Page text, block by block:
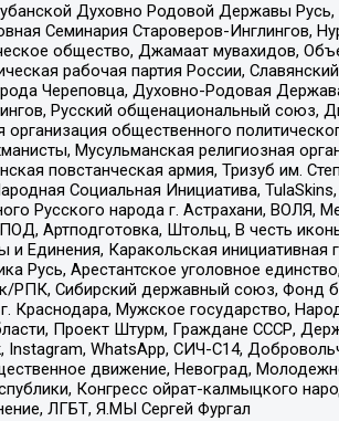
Духовно Родовой Державы
Семинария Староверов-Инглингов,
общество, Джамаат мувахидов,
рабочая партия России,
Череповца, Духовно-Родовая
Русский общенациональный союз,
общественного
Мусульманская религиозная
повстанческая армия, Тризуб им.
Социальная Инициатива,
Русского народа г. Астрахани, ВОЛЯ,
Артподготовка, Штольц, В честь
Каракольская инициативная
Русь, Арестантское уголовное
РПК, Сибирский державный союз,
Краснодара, Мужское государство,
Проект Штурм, Граждане СССР,
WhatsApp, СИЧ-С14,
движение, Невоград,
Конгресс ойрат-калмыцкого
ЛГБТ, Я.МЫ Сергей Фургал